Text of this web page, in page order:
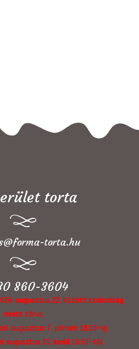
torta
torta.hu
860-3604
augusztus 22. között szabadság
miatt zárva
augusztus 7. péntek 18:30-ig
25. kedd 16:30-tól